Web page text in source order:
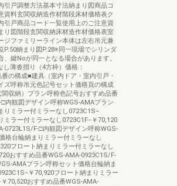
引戸調整方法基本寸法納まり図商品コ
資料玄関収納造作材階段床材価格表ク
引戸商品コード一覧使用上のご注意資
り図階段玄関収納床材造作材価格表室
ジファミリーライン本体は左右吊元兼
P.50納まり図P.28※同一現場でシリンダ
、鍵Noが同一となる場合があります。
薄沓摺り（4方枠）価格：
番の構成■建具（室内ドア・室内引戸・
ズ呼称吊元色記号セット価格頁の構成
収納）プラン呼称色記号おすすめ品番
内観図デザイン呼称WGS-AMAプラン
りミラー付ミラーなし0723C1S−
ミラー付ミラーなし0723C1F−￥70,120
0723L1S/F-□内観図デザイン呼称WGS-
格台輪納まりミラー付ミラーなし
フロート納まりミラー付ミラーなし
おすすめ品番WGS-AMA-0923C1S/F-
AMAプラン呼称セット価格台輪納ま
￥70,920フロート納まりミラー
70,520おすすめ品番WGS-AMA-